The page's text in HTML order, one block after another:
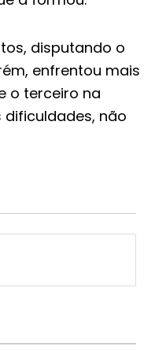
disputando o
enfrentou mais
o terceiro na
não